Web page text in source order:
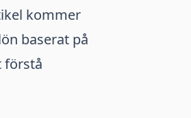
kommer
baserat på
förstå